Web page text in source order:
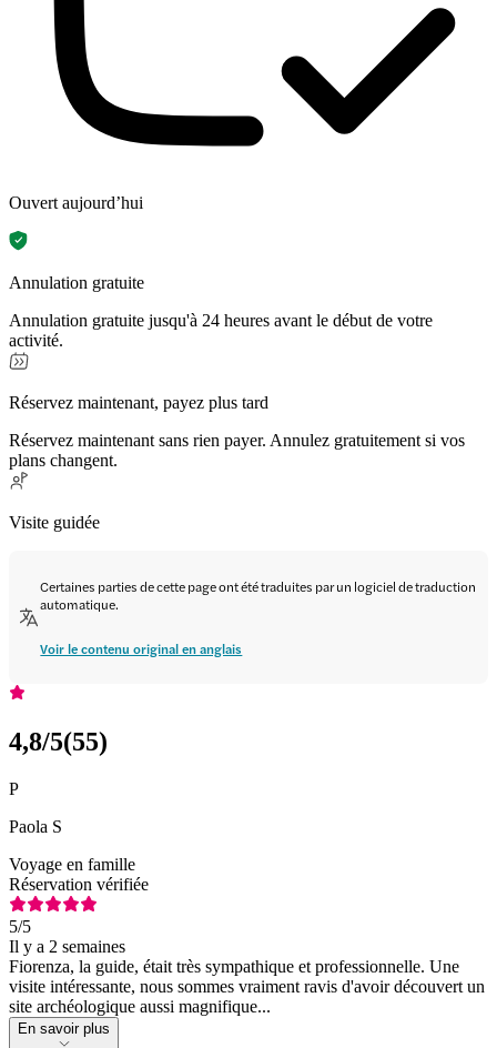
Ouvert aujourd’hui
Annulation gratuite
Annulation gratuite jusqu'à 24 heures avant le début de votre
activité.
Réservez maintenant, payez plus tard
Réservez maintenant sans rien payer. Annulez gratuitement si vos
plans changent.
Visite guidée
Certaines parties de cette page ont été traduites par un logiciel de traduction
automatique.
Voir le contenu original en anglais
4,8/5(55)
P
Paola S
Voyage en famille
Réservation vérifiée
5/5
Il y a 2 semaines
Fiorenza, la guide, était très sympathique et professionnelle. Une
visite intéressante, nous sommes vraiment ravis d'avoir découvert un
site archéologique aussi magnifique...
En savoir plus